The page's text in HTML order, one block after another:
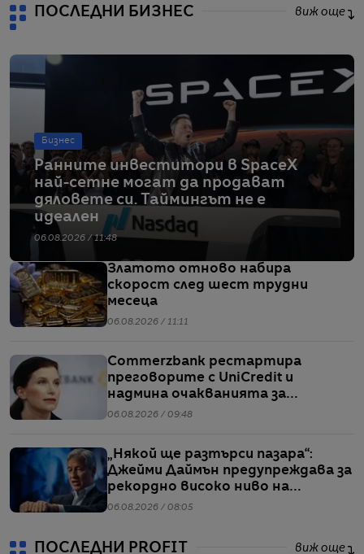
ПОСЛЕДНИ БИЗНЕС виж още
Бизнес
Ранните инвеститори в SpaceX
най-сетне могат да продават
дяловете си. Таймингът не е
идеален
06.08.2026 / 11:48
Златото отново набира
скорост след шест трудни
месеца
06.08.2026 / 11:11
Commerzbank рестартира
преговорите с UniCredit и
надмина очакванията за
тримесечието
06.08.2026 / 09:48
„Някой ще разтърси пазара“:
Джейми Даймън предупреждава за
рекордно високо ниво на
ливъридж
06.08.2026 / 08:05
ПОСЛЕДНИ PROFIT виж още